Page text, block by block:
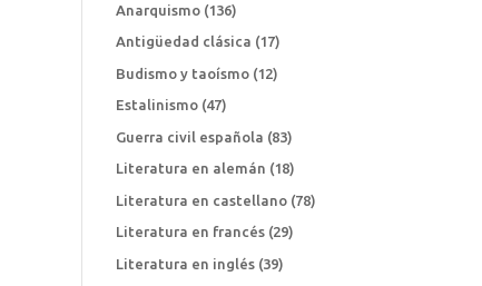
Anarquismo (136)
Antigüedad clásica (17)
Budismo y taoísmo (12)
Estalinismo (47)
Guerra civil española (83)
Literatura en alemán (18)
Literatura en castellano (78)
Literatura en francés (29)
Literatura en inglés (39)